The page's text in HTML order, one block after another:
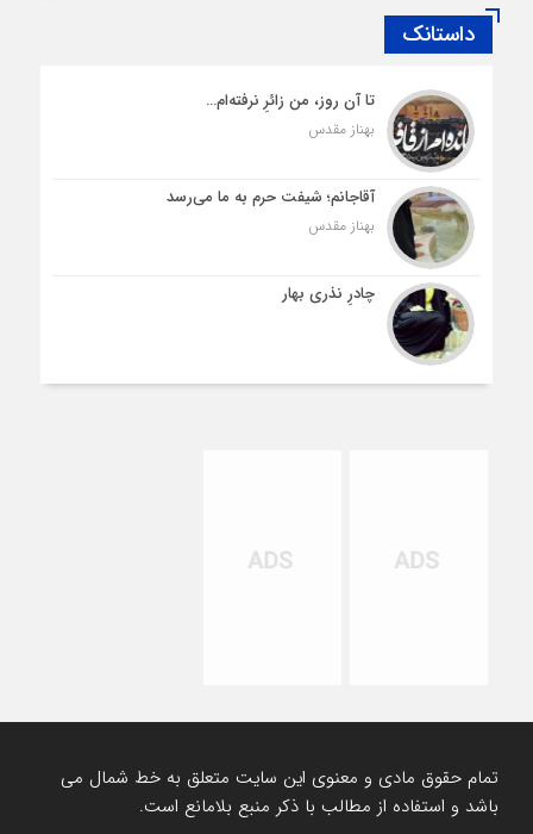
داستانک
تا آن روز، من زائرِ نرفته‌ام…
بهناز مقدس
آقاجانم؛ شیفت حرم به ما می‌رسد
بهناز مقدس
چادرِ نذری بهار
تمام حقوق مادی و معنوی این سایت متعلق به خط شمال می
باشد و استفاده از مطالب با ذکر منبع بلامانع است.